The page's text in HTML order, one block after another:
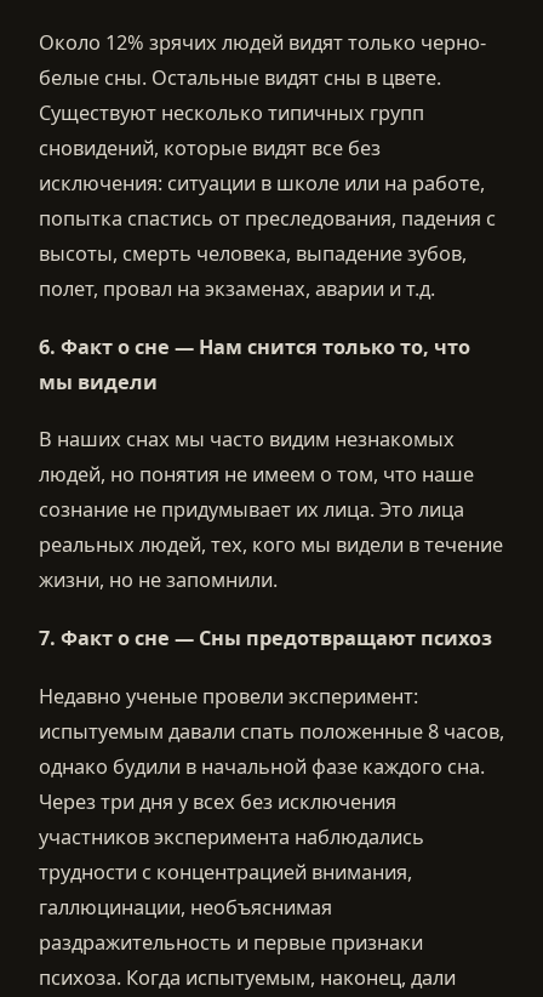
Около 12% зрячих людей видят только черно-
белые сны. Остальные видят сны в цвете.
Существуют несколько типичных групп
сновидений, которые видят все без
исключения: ситуации в школе или на работе,
попытка спастись от преследования, падения с
высоты, смерть человека, выпадение зубов,
полет, провал на экзаменах, аварии и т.д.
6. Факт о сне — Нам снится только то, что
мы видели
В наших снах мы часто видим незнакомых
людей, но понятия не имеем о том, что наше
сознание не придумывает их лица. Это лица
реальных людей, тех, кого мы видели в течение
жизни, но не запомнили.
7. Факт о сне — Сны предотвращают психоз
Недавно ученые провели эксперимент:
испытуемым давали спать положенные 8 часов,
однако будили в начальной фазе каждого сна.
Через три дня у всех без исключения
участников эксперимента наблюдались
трудности с концентрацией внимания,
галлюцинации, необъяснимая
раздражительность и первые признаки
психоза. Когда испытуемым, наконец, дали